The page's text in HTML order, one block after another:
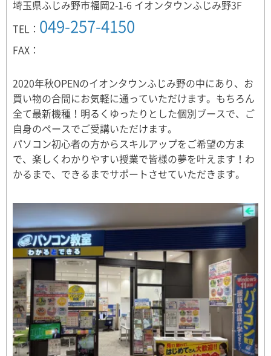
埼玉県ふじみ野市福岡2-1-6 イオンタウンふじみ野3F
TEL： 049-257-4150
FAX：
2020年秋OPENのイオンタウンふじみ野の中にあり、お
買い物の合間にお気軽に通っていただけます。もちろん
全て最新機種！明るくゆったりとした個別ブースで、ご
自身のペースでご受講いただけます。
パソコン初心者の方からスキルアップをご希望の方ま
で、楽しくわかりやすい授業で皆様の夢を叶えます！わ
かるまで、できるまでサポートさせていただきます。